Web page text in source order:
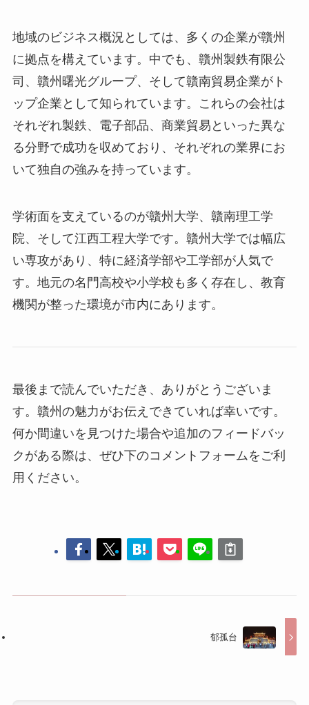
地域のビジネス概況としては、多くの企業が贛州
に拠点を構えています。中でも、贛州製鉄有限公
司、贛州曙光グループ、そして贛南貿易企業がト
ップ企業として知られています。これらの会社は
それぞれ製鉄、電子部品、商業貿易といった異な
る分野で成功を収めており、それぞれの業界にお
いて独自の強みを持っています。
学術面を支えているのが贛州大学、贛南理工学
院、そして江西工程大学です。贛州大学では幅広
い専攻があり、特に経済学部や工学部が人気で
す。地元の名門高校や小学校も多く存在し、教育
機関が整った環境が市内にあります。
最後まで読んでいただき、ありがとうございま
す。贛州の魅力がお伝えできていれば幸いです。
何か間違いを見つけた場合や追加のフィードバッ
クがある際は、ぜひ下のコメントフォームをご利
用ください。
郁孤台